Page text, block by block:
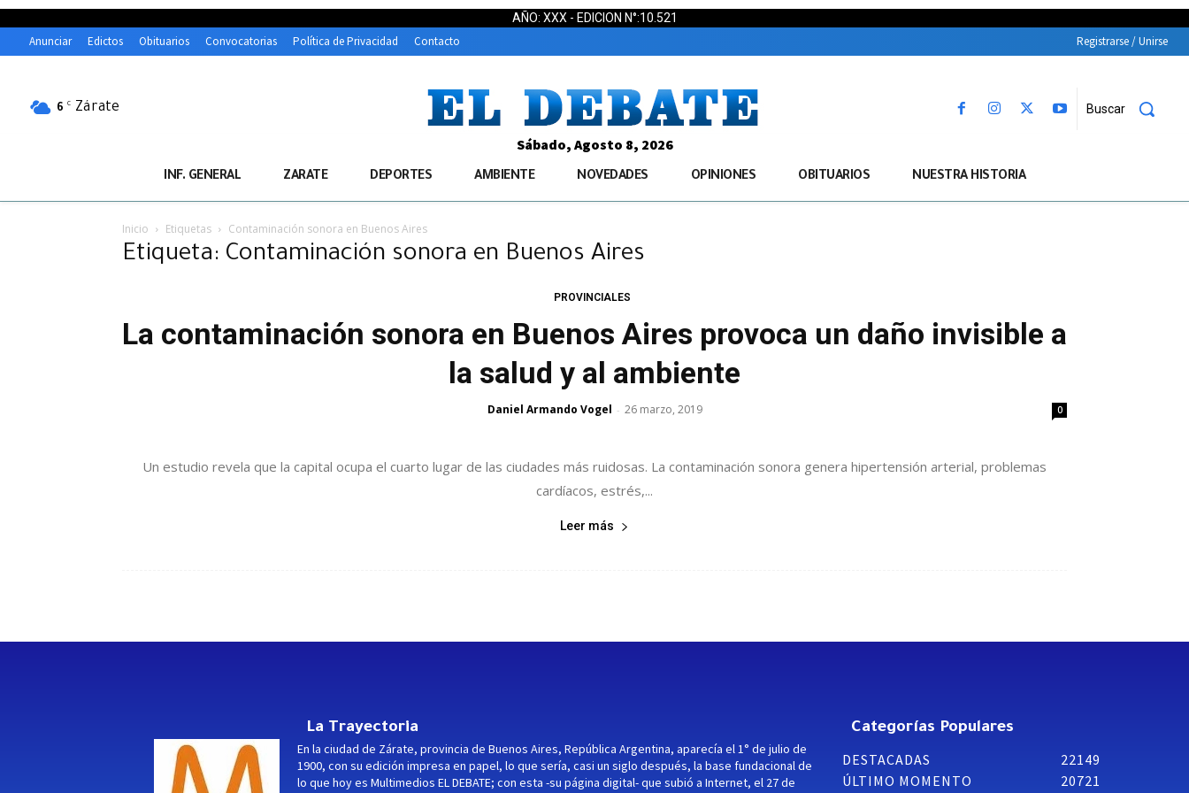
AÑO: XXX - EDICION N°:10.521
Anunciar Edictos Obituarios Convocatorias Política de Privacidad Contacto Registrarse / Unirse
6 C Zárate Buscar
Sábado, Agosto 8, 2026
INF. GENERAL ZARATE DEPORTES AMBIENTE NOVEDADES OPINIONES OBITUARIOS NUESTRA HISTORIA
Inicio Etiquetas Contaminación sonora en Buenos Aires
Etiqueta: Contaminación sonora en Buenos Aires
PROVINCIALES
La contaminación sonora en Buenos Aires provoca un daño invisible a
la salud y al ambiente
Daniel Armando Vogel - 26 marzo, 2019 0
Un estudio revela que la capital ocupa el cuarto lugar de las ciudades más ruidosas. La contaminación sonora genera hipertensión arterial, problemas
cardíacos, estrés,...
Leer más
La Trayectoria
En la ciudad de Zárate, provincia de Buenos Aires, República Argentina, aparecía el 1° de julio de
1900, con su edición impresa en papel, lo que sería, casi un siglo después, la base fundacional de
lo que hoy es Multimedios EL DEBATE; con esta -su página digital- que subió a Internet, el 27 de
Categorías Populares
DESTACADAS
22149
ÚLTIMO MOMENTO
20721